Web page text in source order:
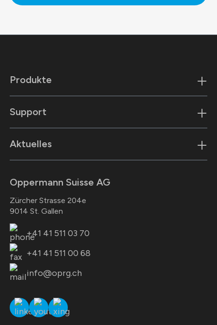
Oppermann Suisse AG
Zürcher Strasse 204e
9014 St. Gallen
+41 41 511 03 70
+41 41 511 00 68
info@oprg.ch
Produkte
Support
Aktuelles